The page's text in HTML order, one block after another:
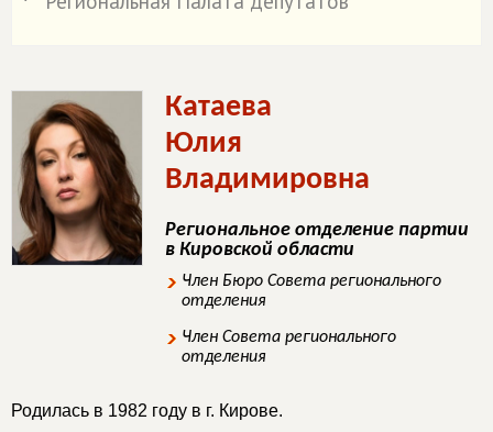
˙
Катаева
Юлия
Владимировна
Региональное отделение партии
в Кировской области
Член Бюро Совета регионального
отделения
Член Совета регионального
отделения
Родилась в 1982 году в г. Кирове.